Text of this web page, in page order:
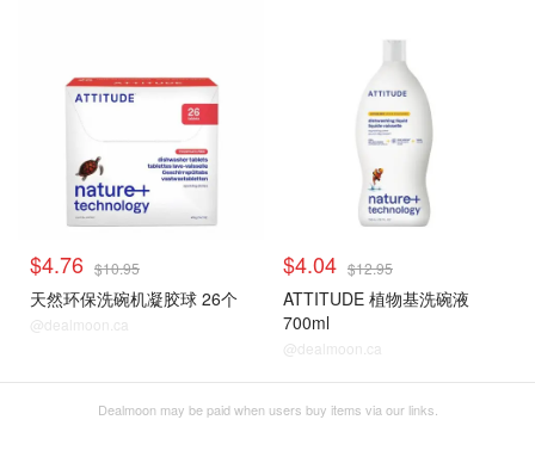
$4.76 $10.95
天然环保洗碗机凝胶球 26个
@dealmoon.ca
$4.04 $12.95
ATTITUDE 植物基洗碗液
700ml
@dealmoon.ca
Dealmoon may be paid when users buy items via our links.